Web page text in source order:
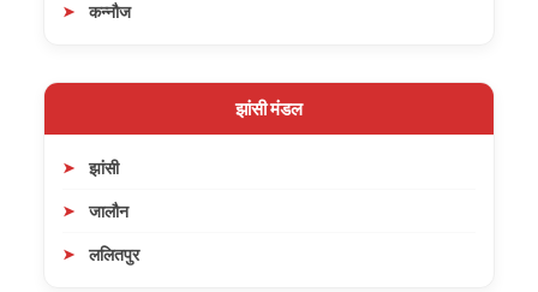
कन्नौज
झांसी मंडल
झांसी
जालौन
ललितपुर